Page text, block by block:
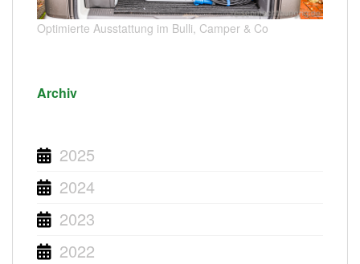
Optimierte Ausstattung im Bulli, Camper & Co
Archiv
2025
2024
2023
2022